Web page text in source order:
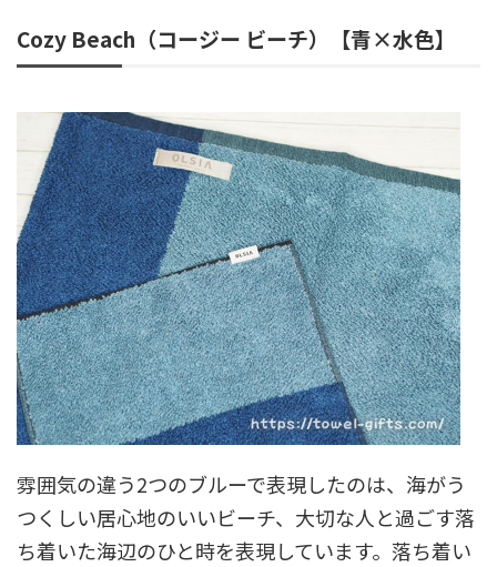
Cozy Beach（コージー ビーチ）【青×水色】
雰囲気の違う2つのブルーで表現したのは、海がう
つくしい居心地のいいビーチ、大切な人と過ごす落
ち着いた海辺のひと時を表現しています。落ち着い